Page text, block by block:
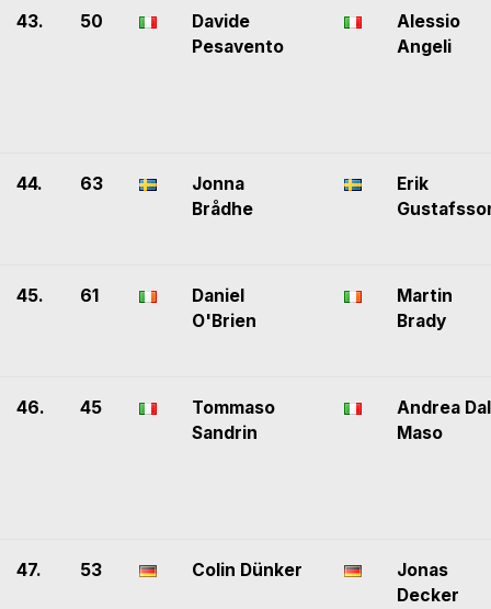
43. 50
Davide
Pesavento
Alessio
Angeli
44. 63
Jonna
Brådhe
Erik
45. 61
Daniel
O'Brien
Martin
Brady
46. 45
Tommaso
Sandrin
Andrea Dal
Maso
47. 53 Colin Dünker
Jonas
Decker